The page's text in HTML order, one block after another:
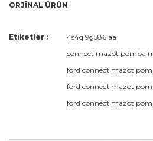
ORJİNAL ÜRÜN
Bu ürüne ilk yorumu
Yorum Yaz
Bu ürünün fiyat bilgisi, resim, ürün
kullanarak tarafımıza iletebilirsiniz.
Görüş ve önerileriniz için teşekkür
Etiketler :
4s4q 9g586 aa
connect mazot pompa
ford connect mazot
ford connect mazot
ford connect mazot